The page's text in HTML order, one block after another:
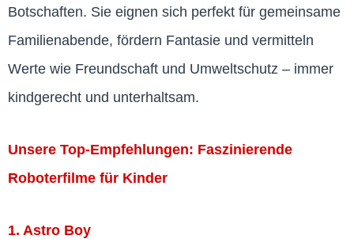
Botschaften. Sie eignen sich perfekt für gemeinsame
Familienabende, fördern Fantasie und vermitteln
Werte wie Freundschaft und Umweltschutz – immer
kindgerecht und unterhaltsam.
Unsere Top-Empfehlungen: Faszinierende
Roboterfilme für Kinder
1. Astro Boy